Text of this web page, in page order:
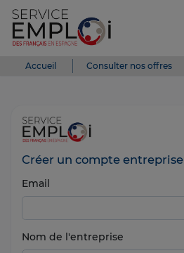
Accueil Consulter nos offres
Créer un compte entreprise
Email
Nom de l'entreprise